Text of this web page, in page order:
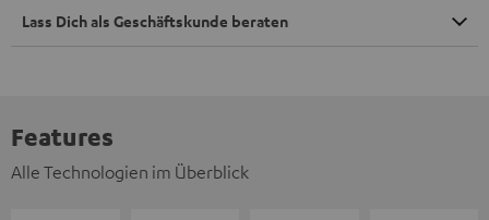
Lass Dich als Geschäftskunde beraten
Features
Alle Technologien im Überblick